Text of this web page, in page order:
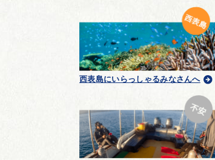
西表島にいらっしゃるみなさんへ